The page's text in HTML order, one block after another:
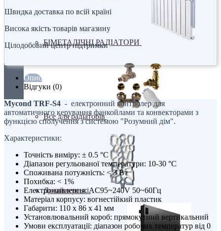
БІМЕТАЛІЧНІ РАДІАТОРИ
Все для радіаторів
Дизайнерські
Швидка доставка по всій країні
Висока якість товарів магазину
Цілодобовий центр підтримки
Опис
Відгуки (0)
Mycond TRF-S4 - електронний контролер для
автоматичного керування фанкойлами та конвекторами з
функцією сполучення з системою "Розумний дім".
Характеристики:
Точність виміру: ± 0.5 °C
Діапазон регульованої температури: 10-30 °C
Споживана потужність: < 3 Вт
Похибка: < 1%
Електроживлення: AC95~240V 50~60Гц
Матеріал корпусу: вогнестійкий пластик
Габарити: 110 x 86 x 41 мм
Установлювальний короб: прямокутний вертикальний
Умови експлуатації: діапазон робочих температур від 0